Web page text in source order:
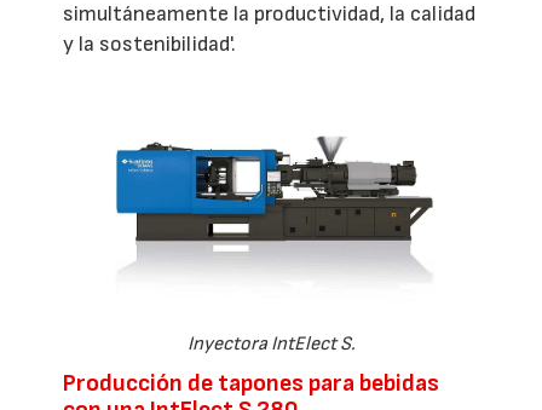
simultáneamente la productividad, la calidad
y la sostenibilidad'.
Inyectora IntElect S.
Producción de tapones para bebidas